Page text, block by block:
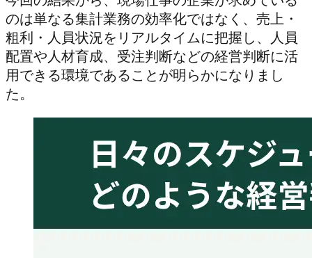
のは単なる集計業務の効率化ではなく、売上・
粗利・人員状況をリアルタイムに把握し、人員
配置や人材育成、受注判断などの経営判断に活
用できる環境であることが明らかになりまし
た。